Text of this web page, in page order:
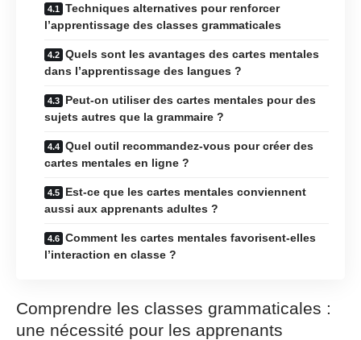
Techniques alternatives pour renforcer
l’apprentissage des classes grammaticales
Quels sont les avantages des cartes mentales
dans l’apprentissage des langues ?
Peut-on utiliser des cartes mentales pour des
sujets autres que la grammaire ?
Quel outil recommandez-vous pour créer des
cartes mentales en ligne ?
Est-ce que les cartes mentales conviennent
aussi aux apprenants adultes ?
Comment les cartes mentales favorisent-elles
l’interaction en classe ?
Comprendre les classes grammaticales :
une nécessité pour les apprenants